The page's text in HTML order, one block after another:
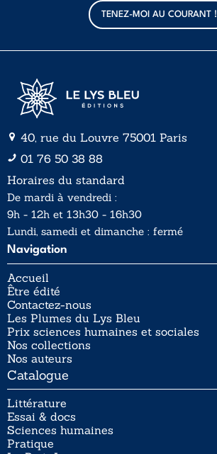
TENEZ-MOI AU COURANT !
40, rue du Louvre 75001 Paris
01 76 50 38 88
Horaires du standard
De mardi à vendredi :
9h - 12h et 13h30 - 16h30
Lundi, samedi et dimanche : fermé
Navigation
Accueil
Être édité
Contactez-nous
Les Plumes du Lys Bleu
Prix sciences humaines et sociales
Nos collections
Nos auteurs
Catalogue
Littérature
Essai & docs
Sciences humaines
Pratique